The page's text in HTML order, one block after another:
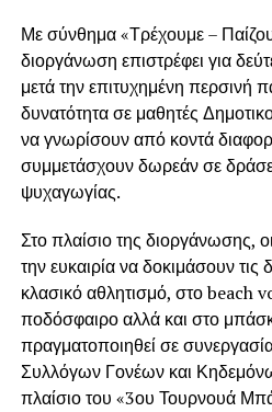
Με σύνθημα «Τρέχουμε –
διοργάνωση επιστρέφει για
μετά την επιτυχημένη περσινή
δυνατότητα σε μαθητές
να γνωρίσουν από κοντά
συμμετάσχουν δωρεάν σε
ψυχαγωγίας.
Στο πλαίσιο της διοργάνωσης,
την ευκαιρία να δοκιμάσουν τις
κλασικό αθλητισμό, στο beach
ποδόσφαιρο αλλά και στο
πραγματοποιηθεί σε
Συλλόγων Γονέων και
πλαίσιο του «3ου Τουρνουά